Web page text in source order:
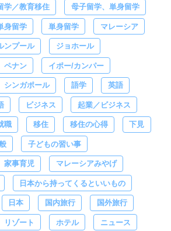
学／教育移住 母子留学、単身留学
身留学 単身留学 マレーシア
ンプール ジョホール
ペナン イポー/カンパー
シンガポール 語学 英語
ビジネス 起業／ビジネス
職 移住 移住の心得 下見
子どもの習い事
家事育児 マレーシアみやげ
日本から持ってくるといいもの
日本 国内旅行 国外旅行
リゾート ホテル ニュース